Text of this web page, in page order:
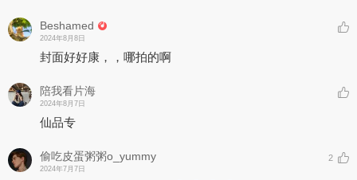
Beshamed
2024年8月8日
封面好好康，，哪拍的啊
陪我看片海
2024年8月7日
仙品专
偷吃皮蛋粥粥o_yummy
2024年7月7日
2